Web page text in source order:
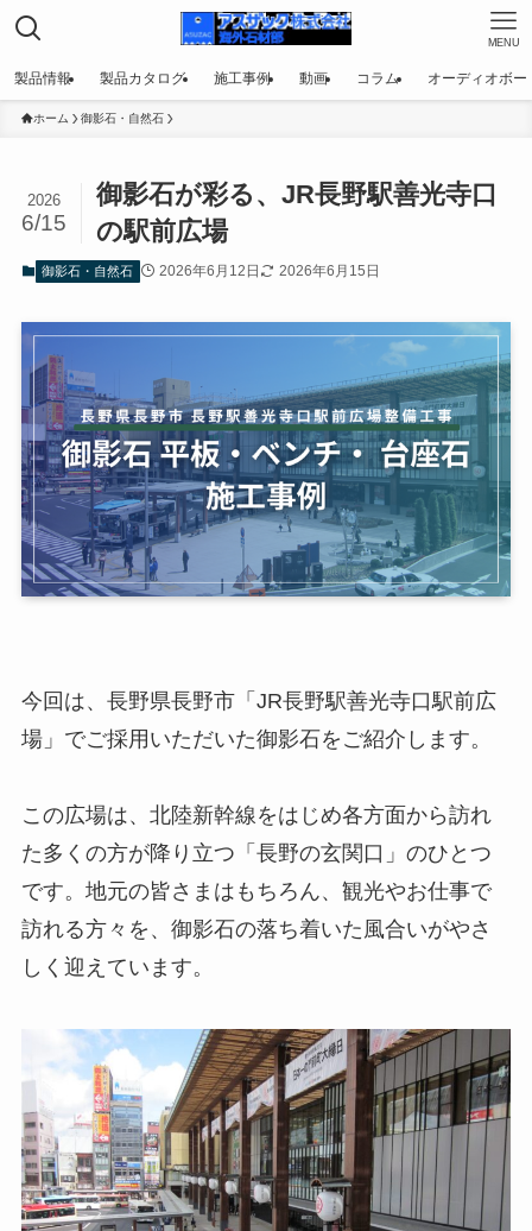
MENU
製品情報 製品カタログ​ 施工事例 動画 コラム オーディオボー
ホーム 御影石・自然石
御影石が彩る、JR長野駅善光寺口
の駅前広場
2026
6/15
御影石・自然石 2026年6月12日 2026年6月15日
今回は、長野県長野市「JR長野駅善光寺口駅前広
場」でご採用いただいた御影石をご紹介します。
この広場は、北陸新幹線をはじめ各方面から訪れ
た多くの方が降り立つ「長野の玄関口」のひとつ
です。地元の皆さまはもちろん、観光やお仕事で
訪れる方々を、御影石の落ち着いた風合いがやさ
しく迎えています。